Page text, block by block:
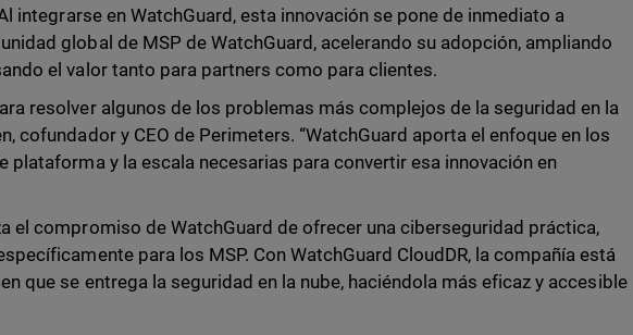
integrarse en WatchGuard, esta innovación se pone de inmediato a
global de MSP de WatchGuard, acelerando su adopción, ampliando
el valor tanto para partners como para clientes.
resolver algunos de los problemas más complejos de la seguridad en la
cofundador y CEO de Perimeters. “WatchGuard aporta el enfoque en los
plataforma y la escala necesarias para convertir esa innovación en
el compromiso de WatchGuard de ofrecer una ciberseguridad práctica,
para los MSP. Con WatchGuard CloudDR, la compañía está
que se entrega la seguridad en la nube, haciéndola más eficaz y accesible